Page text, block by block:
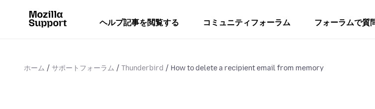
ヘルプ記事を閲覧する コミュニティフォーラム フォーラムで質
ホーム サポートフォーラム Thunderbird How to delete a recipient email from memory